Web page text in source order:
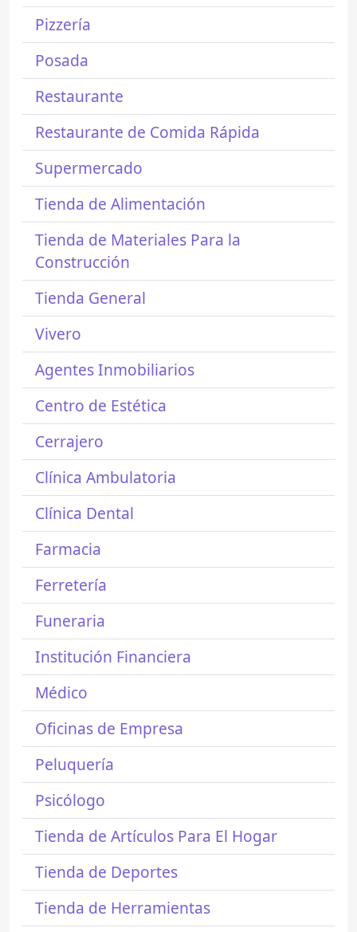
Pizzería
Posada
Restaurante
Restaurante de Comida Rápida
Supermercado
Tienda de Alimentación
Tienda de Materiales Para la
Construcción
Tienda General
Vivero
Agentes Inmobiliarios
Centro de Estética
Cerrajero
Clínica Ambulatoria
Clínica Dental
Farmacia
Ferretería
Funeraria
Institución Financiera
Médico
Oficinas de Empresa
Peluquería
Psicólogo
Tienda de Artículos Para El Hogar
Tienda de Deportes
Tienda de Herramientas